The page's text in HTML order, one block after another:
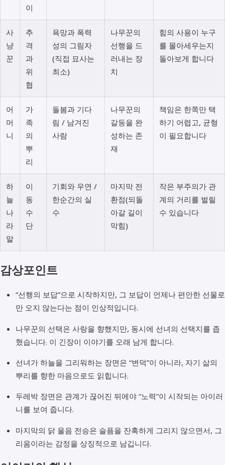
이
사
냥
꾼
추
격
과
위
협
욕망과 폭력
성의 그림자
(직접 묘사는
최소)
나무꾼의
선행을 드
러내는 장
치
힘의 사용이 누구
를 몰아세우는지
돌아보게 합니다
어
머
니
가
족
의
뿌
리
돌봄과 기다
림 / 남겨진
사람
나무꾼의
갈등을 완
성하는 존
재
책임은 한쪽만 택
하기 어렵고, 균형
이 필요합니다
하
늘
나
라
말
이
동
수
단
기회와 우연 /
한순간의 실
수
마지막 전
환점(되돌
아갈 길이
막힘)
작은 부주의가 관
계의 거리를 벌릴
수 있습니다
감상포인트
“선행의 보답”으로 시작하지만, 그 보답이 언제나 편안한 선물로
만 오지 않는다는 점이 인상적입니다.
나무꾼의 선택은 사랑을 향했지만, 동시에 선녀의 선택지를 좁
혔습니다. 이 긴장이 이야기를 오래 남게 합니다.
선녀가 하늘을 그리워하는 장면은 “변덕”이 아니라, 자기 삶의
뿌리를 향한 마음으로도 읽힙니다.
두레박 장면은 관계가 끊어진 뒤에야 “노력”이 시작되는 아이러
니를 보여 줍니다.
마지막의 닭 울음 전승은 슬픔을 잔혹하게 그리지 않으면서, 그
리움이라는 감정을 상징적으로 남깁니다.